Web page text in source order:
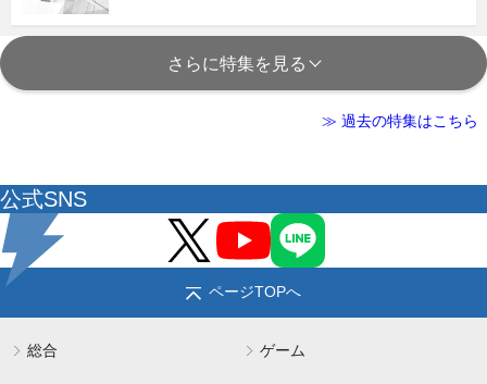
さらに特集を見る
≫ 過去の特集はこちら
公式SNS
ページTOPへ
総合 ゲーム